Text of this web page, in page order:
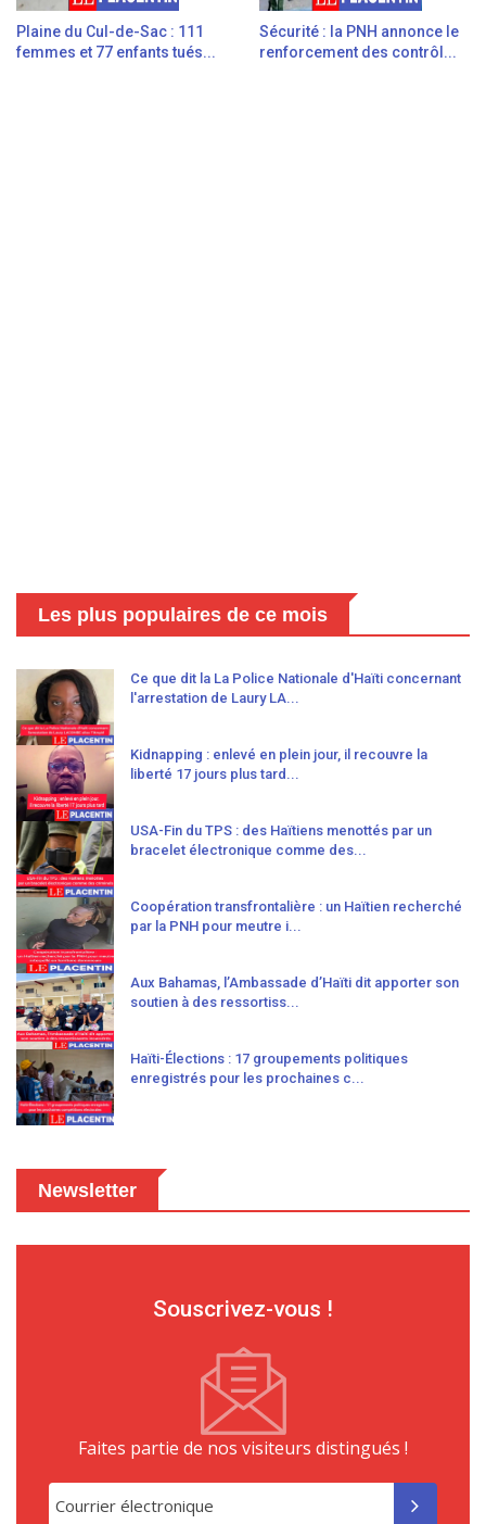
Plaine du Cul-de-Sac : 111
femmes et 77 enfants tués...
Sécurité : la PNH annonce le
renforcement des contrôl...
Les plus populaires de ce mois
Ce que dit la La Police Nationale d'Haïti concernant
l'arrestation de Laury LA...
Kidnapping : enlevé en plein jour, il recouvre la
liberté 17 jours plus tard...
USA-Fin du TPS : des Haïtiens menottés par un
bracelet électronique comme des...
Coopération transfrontalière : un Haïtien recherché
par la PNH pour meutre i...
Aux Bahamas, l’Ambassade d’Haïti dit apporter son
soutien à des ressortiss...
Haïti-Élections : 17 groupements politiques
enregistrés pour les prochaines c...
Newsletter
Souscrivez-vous !
Faites partie de nos visiteurs distingués !